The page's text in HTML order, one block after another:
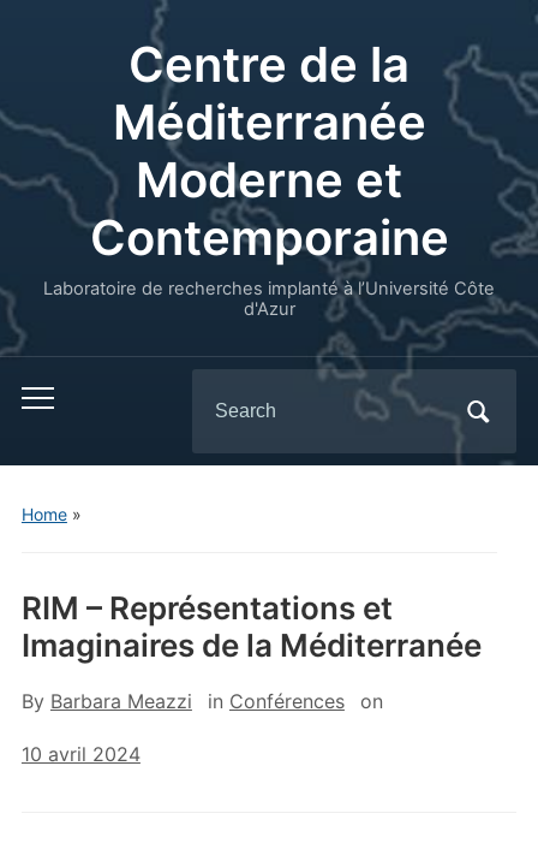
Centre de la
Méditerranée
Moderne et
Contemporaine
Laboratoire de recherches implanté à l’Université Côte
d'Azur
for:
Home»
RIM – Représentations et
Imaginaires de la Méditerranée
By Barbara Meazzi in Conférences on
10 avril 2024